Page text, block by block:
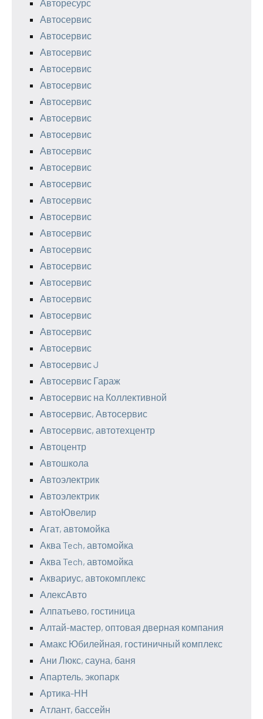
Авторесурс
Автосервис
Автосервис
Автосервис
Автосервис
Автосервис
Автосервис
Автосервис
Автосервис
Автосервис
Автосервис
Автосервис
Автосервис
Автосервис
Автосервис
Автосервис
Автосервис
Автосервис
Автосервис
Автосервис
Автосервис
Автосервис
Автосервис J
Автосервис Гараж
Автосервис на Коллективной
Автосервис, Автосервис
Автосервис, автотехцентр
Автоцентр
Автошкола
Автоэлектрик
Автоэлектрик
АвтоЮвелир
Агат, автомойка
Аква Tech, автомойка
Аква Tech, автомойка
Аквариус, автокомплекс
АлексАвто
Алпатьево, гостиница
Алтай-мастер, оптовая дверная компания
Амакс Юбилейная, гостиничный комплекс
Ани Люкс, сауна, баня
Апартель, экопарк
Артика-НН
Атлант, бассейн